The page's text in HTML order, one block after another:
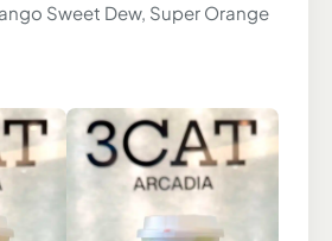
Sweet Dew, Super Orange